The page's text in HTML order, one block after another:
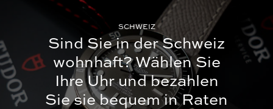
SCHWEIZ
Sind Sie in der Schweiz
wohnhaft?Wählen Sie
Ihre Uhr und bezahlen
Sie sie bequem in Raten